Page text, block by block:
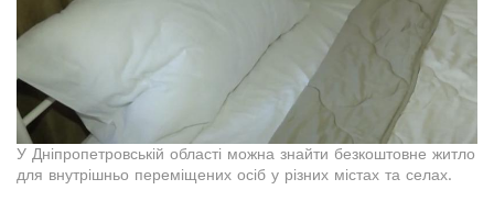
У Дніпропетровській області можна знайти безкоштовне житло
для внутрішньо переміщених осіб у різних містах та селах.